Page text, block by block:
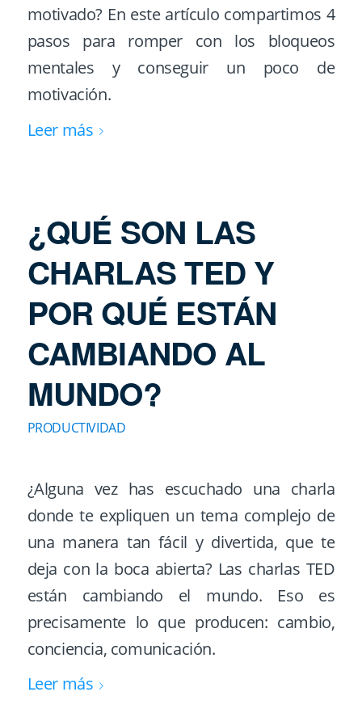
motivado? En este artículo compartimos 4
pasos para romper con los bloqueos
mentales y conseguir un poco de
motivación.
Leer más
¿QUÉ SON LAS
CHARLAS TED Y
POR QUÉ ESTÁN
CAMBIANDO AL
MUNDO?
PRODUCTIVIDAD
¿Alguna vez has escuchado una charla
donde te expliquen un tema complejo de
una manera tan fácil y divertida, que te
deja con la boca abierta? Las charlas TED
están cambiando el mundo. Eso es
precisamente lo que producen: cambio,
conciencia, comunicación.
Leer más